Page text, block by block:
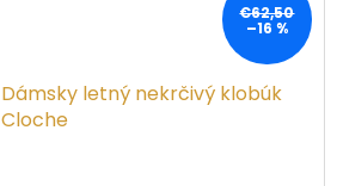
€62,50
–16 %
Dámsky letný nekrčivý klobúk
Cloche